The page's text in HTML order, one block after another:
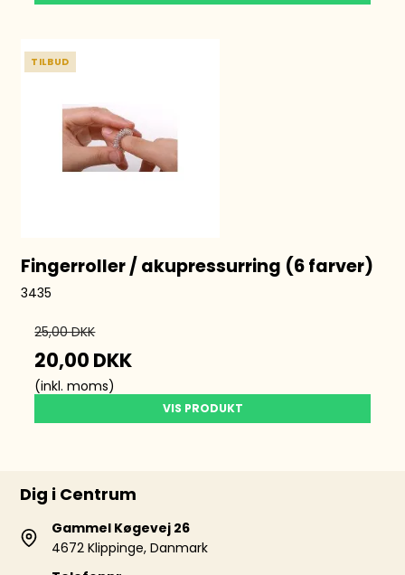
TILBUD
Fingerroller / akupressurring (6 farver)
3435
25,00 DKK
20,00 DKK
(inkl. moms)
VIS PRODUKT
Dig i Centrum
Gammel Køgevej 26
4672 Klippinge, Danmark